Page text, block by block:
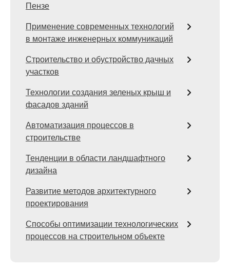
Пензе
Применение современных технологий
в монтаже инженерных коммуникаций
Строительство и обустройство дачных
участков
Технологии создания зеленых крыш и
фасадов зданий
Автоматизация процессов в
строительстве
Тенденции в области ландшафтного
дизайна
Развитие методов архитектурного
проектирования
Способы оптимизации технологических
процессов на строительном объекте